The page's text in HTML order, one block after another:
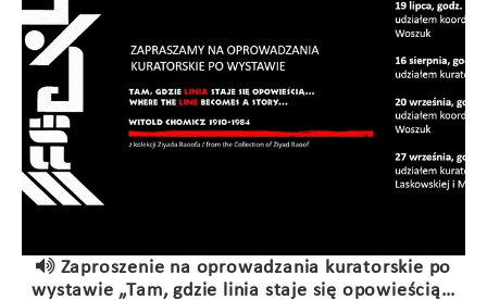
Zaproszenie na oprowadzania kuratorskie po
wystawie „Tam, gdzie linia staje się opowieścią…